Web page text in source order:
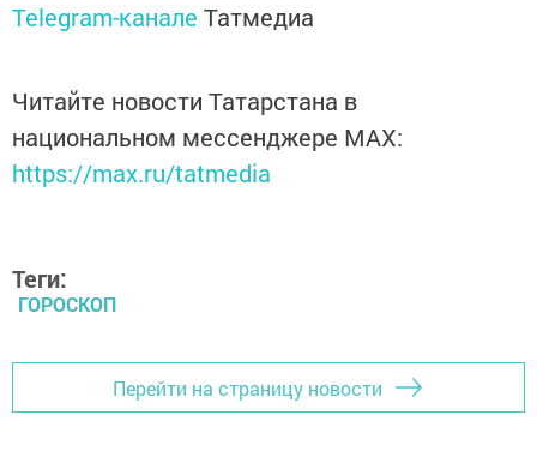
Telegram-канале Татмедиа
Читайте новости Татарстана в
национальном мессенджере MАХ:
https://max.ru/tatmedia
Теги:
ГОРОСКОП
Перейти на страницу новости